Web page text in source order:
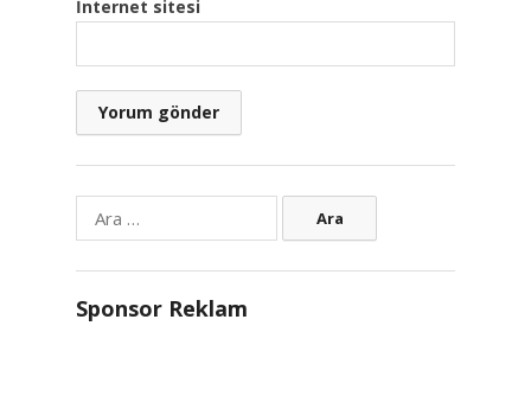
İnternet sitesi
Sponsor Reklam